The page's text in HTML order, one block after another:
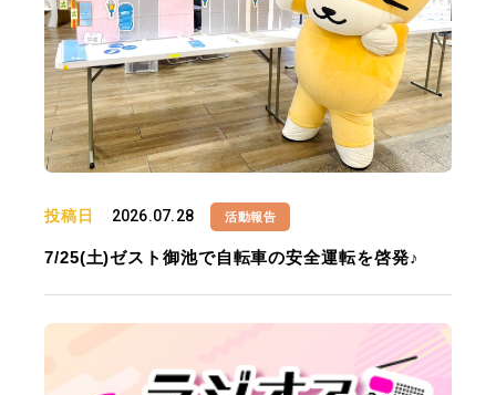
投稿日 2026.07.28 活動報告
7/25(土)ゼスト御池で自転車の安全運転を啓発♪